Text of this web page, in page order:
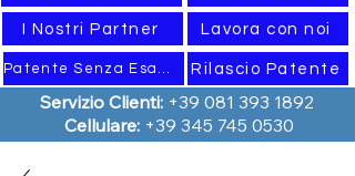
Servizio Clienti: +39 081 393 1892
Cellulare: +39 345 745 0530
Patente Senza Esame
Lavora con noi
I Nostri Partner
Rilascio Patente